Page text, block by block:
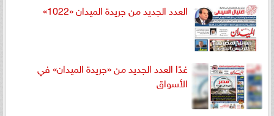
العدد الجديد من جريدة الميدان «1022»
غدًا العدد الجديد من «جريدة الميدان» في
الأسواق